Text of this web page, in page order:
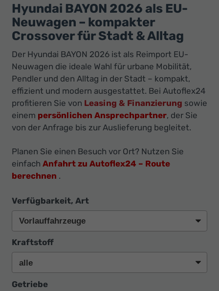
Hyundai BAYON 2026 als EU-
Neuwagen – kompakter
Crossover für Stadt & Alltag
Der Hyundai BAYON 2026 ist als Reimport EU-
Neuwagen die ideale Wahl für urbane Mobilität,
Pendler und den Alltag in der Stadt – kompakt,
effizient und modern ausgestattet. Bei Autoflex24
profitieren Sie von Leasing & Finanzierung sowie
einem persönlichen Ansprechpartner, der Sie
von der Anfrage bis zur Auslieferung begleitet.
Planen Sie einen Besuch vor Ort? Nutzen Sie
einfach Anfahrt zu Autoflex24 – Route
berechnen .
Verfügbarkeit, Art
Kraftstoff
Getriebe